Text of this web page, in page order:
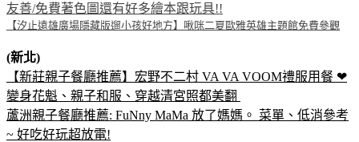
友善/免費著色圖還有好多繪本跟玩具!!
【汐止遠雄廣場隱藏版遛小孩好地方】啾咪二夏歐雅英雄主題館免費參觀
(新北)
【新莊親子餐廳推薦】宏野不二村 VA VA VOOM禮服用餐 ❤
變身花魁、親子和服、穿越清宮照都美翻
蘆洲親子餐廳推薦: FuNny MaMa 放了媽媽。 菜單、低消參考
~ 好吃好玩超放電!